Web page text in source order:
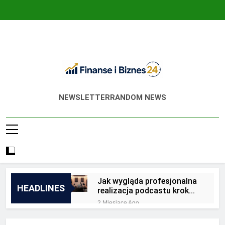
Finanse I Biznes
24
Jak Zadbać O Własne Finanse? Fachowa
NEWSLETTERRANDOM NEWS
HEADLINES
Jak wygląda profesjonalna
realizacja podcastu krok
po kroku?
2 Miesiące Ago